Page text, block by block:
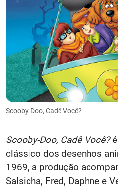
Scooby-Doo, Cadê Você?
Scooby-Doo, Cadê Você?é
clássico dos desenhos
1969, a produção
Salsicha, Fred, Daphne e